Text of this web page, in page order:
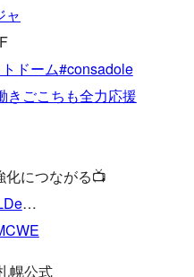
ャ
ドーム#consadole
きごこちも全力応援
化につながる📺
…
幌公式